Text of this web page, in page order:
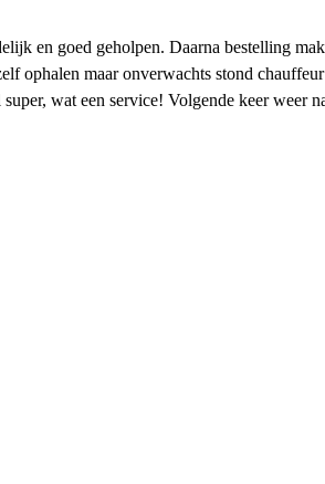
en goed geholpen. Daarna bestelling
ophalen maar onverwachts stond
wat een service! Volgende keer weer